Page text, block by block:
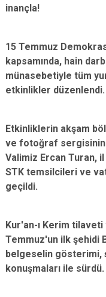
inançla!
15 Temmuz
kapsamında, hain
münasebetiyle tüm
etkinlikler düzenlendi.
Etkinliklerin akşam
ve fotoğraf sergisinin
Valimiz Ercan Turan,
STK temsilcileri ve
geçildi.
Kur'an-ı Kerim
Temmuz'un ilk şehidi
belgeselin gösterimi,
konuşmaları ile sürdü.